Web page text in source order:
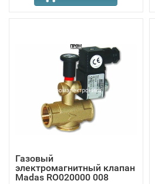
Газовый
электромагнитный клапан
Madas RO020000 008